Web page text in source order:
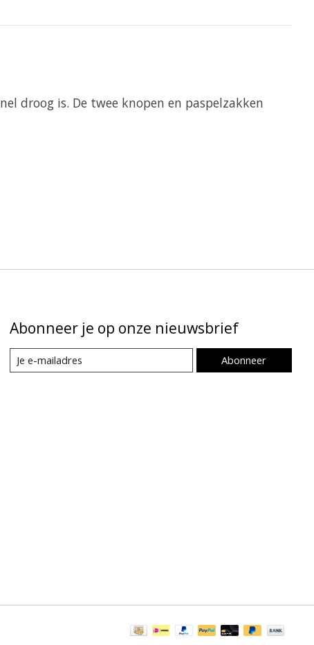
droog is. De twee knopen en paspelzakken
Abonneer je op onze nieuwsbrief
Abonneer